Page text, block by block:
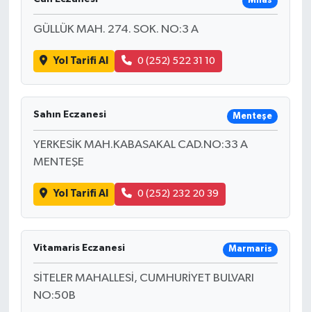
GÜLLÜK MAH. 274. SOK. NO:3 A
Yol Tarifi Al 0 (252) 522 31 10
Sahın Eczanesi Menteşe
YERKESİK MAH.KABASAKAL CAD.NO:33 A
MENTEŞE
Yol Tarifi Al 0 (252) 232 20 39
Vitamaris Eczanesi Marmaris
SİTELER MAHALLESİ, CUMHURİYET BULVARI
NO:50B